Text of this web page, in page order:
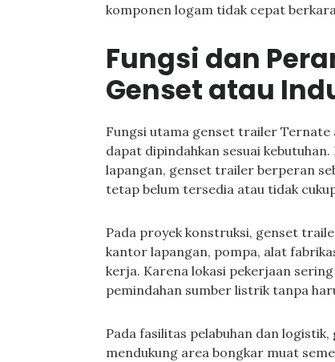
komponen logam tidak cepat
Fungsi dan
Genset atau
Fungsi utama genset trailer Ternate
dapat dipindahkan sesuai
lapangan, genset trailer berperan
tetap belum tersedia atau tidak
Pada proyek konstruksi, genset
kantor lapangan, pompa, alat
kerja. Karena lokasi pekerjaan
pemindahan sumber listrik tanpa
Pada fasilitas pelabuhan dan
mendukung area bongkar muat